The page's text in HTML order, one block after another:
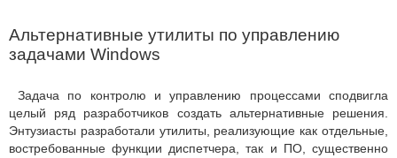
Альтернативные утилиты по управлению
задачами Windows
Задача по контролю и управлению процессами сподвигла
целый ряд разработчиков создать альтернативные решения.
Энтузиасты разработали утилиты, реализующие как отдельные,
востребованные функции диспетчера, так и ПО, существенно